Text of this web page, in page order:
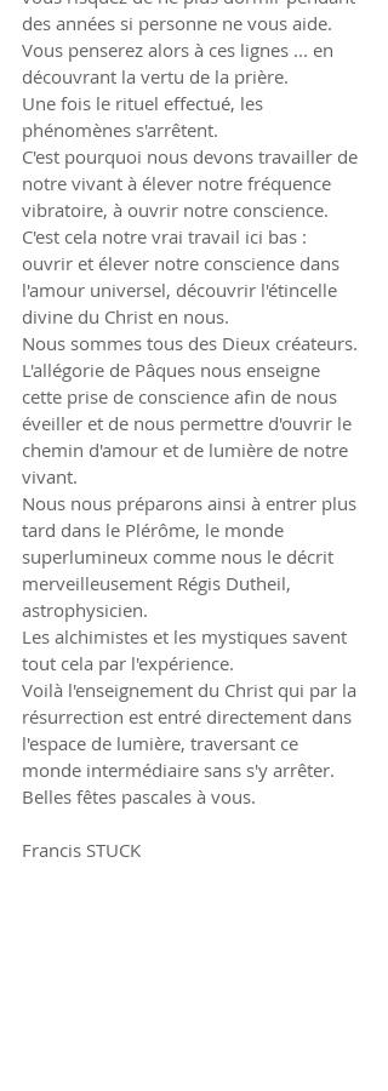
des années si personne ne vous aide.
Vous penserez alors à ces lignes ... en
découvrant la vertu de la prière.
Une fois le rituel effectué, les
phénomènes s'arrêtent.
C'est pourquoi nous devons travailler de
notre vivant à élever notre fréquence
vibratoire, à ouvrir notre conscience.
C'est cela notre vrai travail ici bas :
ouvrir et élever notre conscience dans
l'amour universel, découvrir l'étincelle
divine du Christ en nous.
Nous sommes tous des Dieux créateurs.
L'allégorie de Pâques nous enseigne
cette prise de conscience afin de nous
éveiller et de nous permettre d'ouvrir le
chemin d'amour et de lumière de notre
vivant.
Nous nous préparons ainsi à entrer plus
tard dans le Plérôme, le monde
superlumineux comme nous le décrit
merveilleusement Régis Dutheil,
astrophysicien.
Les alchimistes et les mystiques savent
tout cela par l'expérience.
Voilà l'enseignement du Christ qui par la
résurrection est entré directement dans
l'espace de lumière, traversant ce
monde intermédiaire sans s'y arrêter.
Belles fêtes pascales à vous.
Francis STUCK